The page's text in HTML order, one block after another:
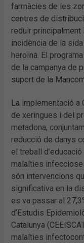
farmàcies de les
centres de
reduir
incidència de la
heroïna. El
de la campanya de
suport de la
La implementació a
de xeringues i del
metadona,
reducció de danys
el treball
malalties
són intervencions
significativa en la
es va passar al
d’Estudis
Catalunya
malalties